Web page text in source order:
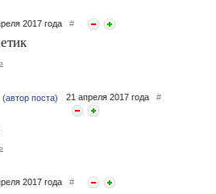
2017 года #
(автор поста) 21 апреля 2017 года #
2017 года #